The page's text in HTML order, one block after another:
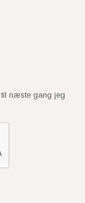
til næste gang jeg